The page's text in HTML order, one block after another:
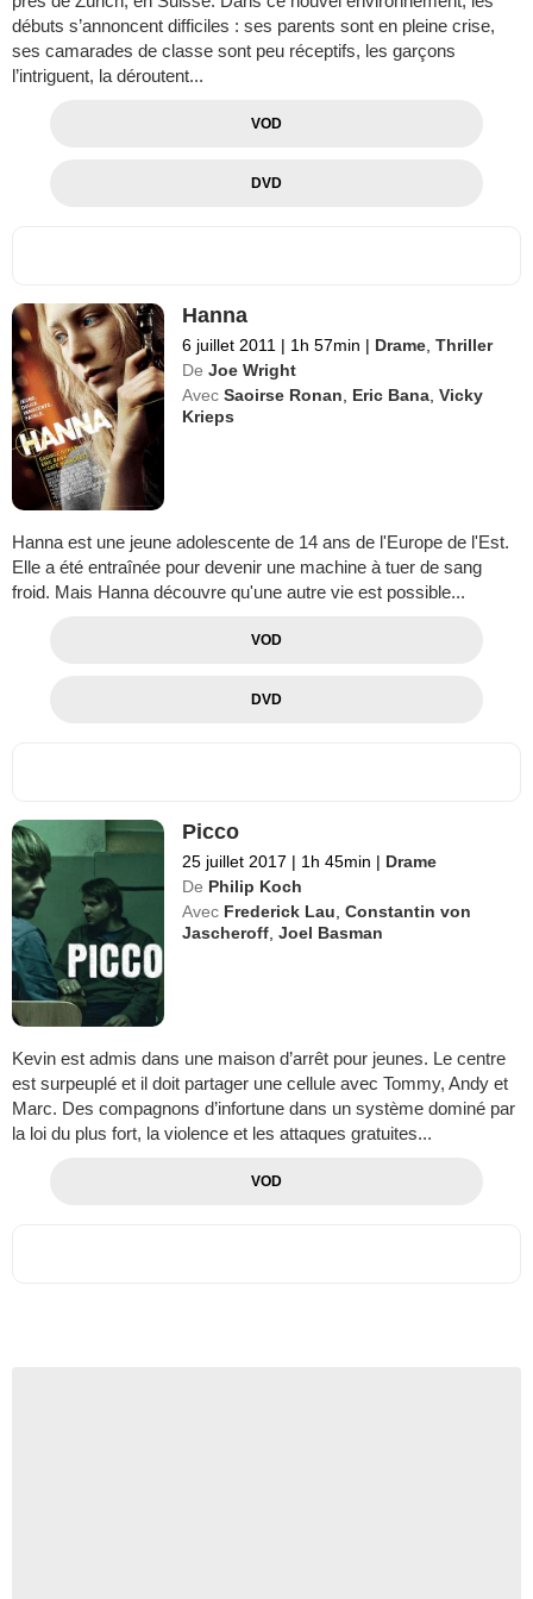
débuts s’annoncent difficiles : ses parents sont en pleine crise,
ses camarades de classe sont peu réceptifs, les garçons
l’intriguent, la déroutent...
VOD
DVD
Hanna
6 juillet 2011 | 1h 57min | Drame,Thriller
De Joe Wright
Avec Saoirse Ronan, Eric Bana,Vicky
Krieps
Hanna est une jeune adolescente de 14 ans de l'Europe de l'Est.
Elle a été entraînée pour devenir une machine à tuer de sang
froid. Mais Hanna découvre qu'une autre vie est possible...
VOD
DVD
Picco
25 juillet 2017 | 1h 45min | Drame
De Philip Koch
Avec Frederick Lau,Constantin von
Jascheroff,Joel Basman
Kevin est admis dans une maison d’arrêt pour jeunes. Le centre
est surpeuplé et il doit partager une cellule avec Tommy, Andy et
Marc. Des compagnons d’infortune dans un système dominé par
la loi du plus fort, la violence et les attaques gratuites...
VOD